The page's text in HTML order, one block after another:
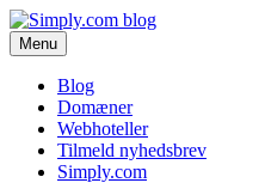
Videre
til
indhold
Simply.com blog
Få de seneste nyheder om
Menu
Blog
Domæner
Webhoteller
Tilmeld nyhedsbrev
Simply.com